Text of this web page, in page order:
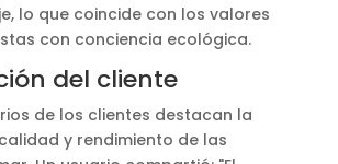
lo que coincide con los valores
con conciencia ecológica.
del cliente
de los clientes destacan la
y rendimiento de las